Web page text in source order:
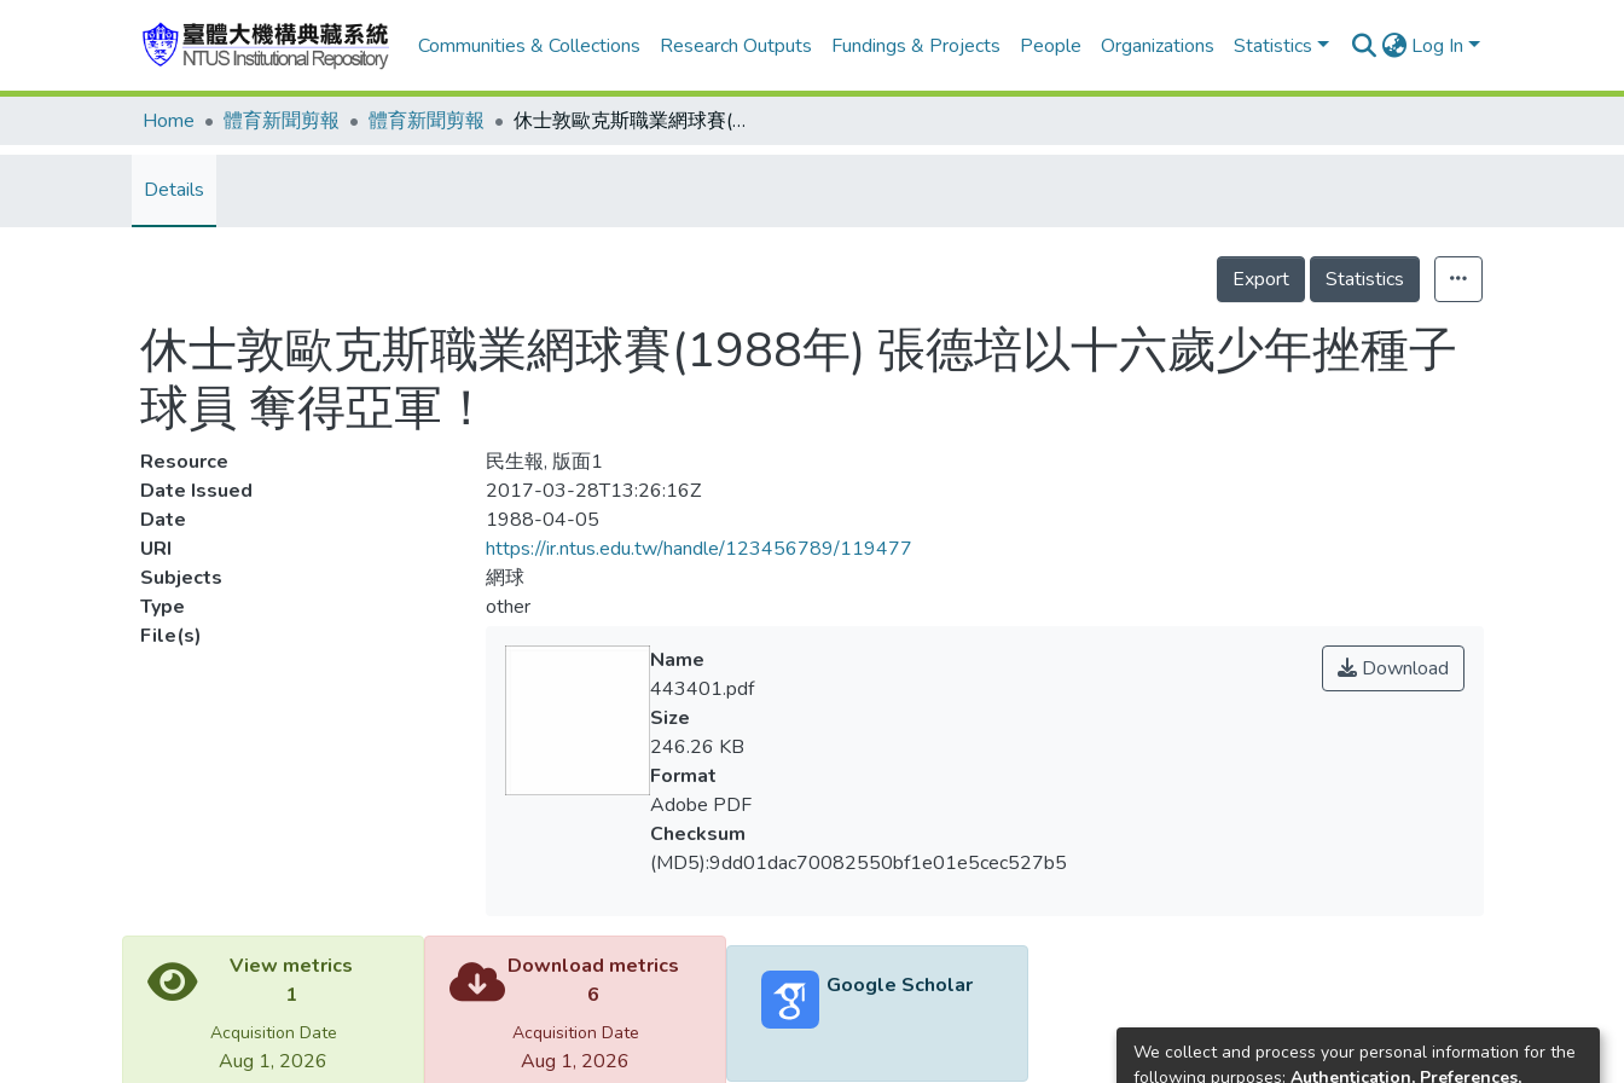
Communities & Collections Research Outputs Fundings & Projects People Organizations Statistics Log In
Home 體育新聞剪報 體育新聞剪報 休士敦歐克斯職業網球賽(1988年) 張德培以十六歲少年挫種子球員 奪得亞軍！
Details
Export Statistics
休士敦歐克斯職業網球賽(1988年) 張德培以十六歲少年挫種子
球員 奪得亞軍！
Resource
民生報, 版面1
Date Issued
2017-03-28T13:26:16Z
Date
1988-04-05
URI
https://ir.ntus.edu.tw/handle/123456789/119477
Subjects
網球
Type
other
File(s)
Download
Name
443401.pdf
Size
246.26 KB
Format
Adobe PDF
Checksum
(MD5):9dd01dac70082550bf1e01e5cec527b5
View metrics
1
Acquisition Date
Aug 1, 2026
Download metrics
6
Acquisition Date
Aug 1, 2026
Google Scholar
We collect and process your personal information for the
following purposes: Authentication, Preferences,